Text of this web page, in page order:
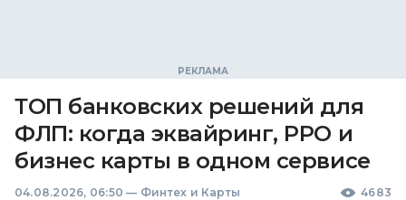
ТОП банковских решений для
ФЛП: когда эквайринг, РРО и
бизнес карты в одном сервисе
04.08.2026, 06:50 — Финтех и Карты 4683